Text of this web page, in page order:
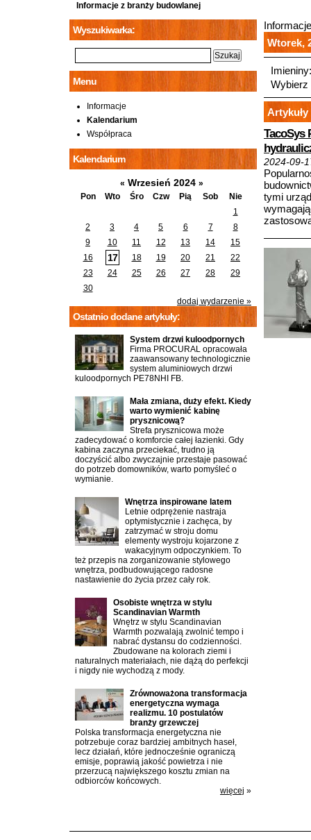
Informacje z branży budowlanej
Wtorek,
Wybierz
TacoSys
2024-09-
tymi
Wyszukiwarka:
Menu
Informacje
Kalendarium
Współpraca
Kalendarium
« Wrzesień 2024 »
Pon
Wto Śro Czw Pią Sob
Nie
1
2
3 4 5 6 7
8
9
10 11 12 13 14
15
16
17 18 19 20 21
22
23
24 25 26 27 28
29
30
dodaj wydarzenie »
Ostatnio dodane artykuły:
System drzwi kuloodpornych
Firma PROCURAL opracowała
zaawansowany technologicznie
system aluminiowych drzwi
kuloodpornych PE78NHI FB.
Mała zmiana, duży efekt. Kiedy
warto wymienić kabinę
prysznicową?
Strefa prysznicowa może
zadecydować o komforcie całej łazienki. Gdy
kabina zaczyna przeciekać, trudno ją
doczyścić albo zwyczajnie przestaje pasować
do potrzeb domowników, warto pomyśleć o
wymianie.
Wnętrza inspirowane latem
Letnie odprężenie nastraja
optymistycznie i zachęca, by
zatrzymać w stroju domu
elementy wystroju kojarzone z
wakacyjnym odpoczynkiem. To
też przepis na zorganizowanie stylowego
wnętrza, podbudowującego radosne
nastawienie do życia przez cały rok.
Osobiste wnętrza w stylu
Scandinavian Warmth
Wnętrz w stylu Scandinavian
Warmth pozwalają zwolnić tempo i
nabrać dystansu do codzienności.
Zbudowane na kolorach ziemi i
naturalnych materiałach, nie dążą do perfekcji
i nigdy nie wychodzą z mody.
Zrównoważona transformacja
energetyczna wymaga
realizmu. 10 postulatów
branży grzewczej
Polska transformacja energetyczna nie
potrzebuje coraz bardziej ambitnych haseł,
lecz działań, które jednocześnie ograniczą
emisje, poprawią jakość powietrza i nie
przerzucą największego kosztu zmian na
odbiorców końcowych.
więcej »